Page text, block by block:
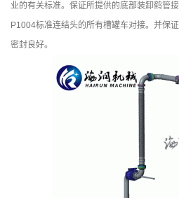
业的有关标准。保证所提供的底部装卸鹤管
P1004标准连结头的所有槽罐车对接。并保
密封良好。